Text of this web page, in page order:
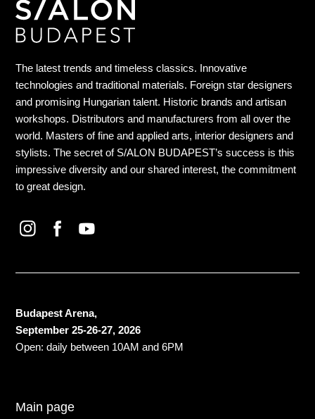
The latest trends and timeless classics. Innovative
technologies and traditional materials. Foreign star designers
and promising Hungarian talent. Historic brands and artisan
workshops. Distributors and manufacturers from all over the
world. Masters of fine and applied arts, interior designers and
stylists. The secret of S/ALON BUDAPEST’s success is this
impressive diversity and our shared interest, the commitment
to great design.
Budapest Arena,
September 25-26-27, 2026
Open: daily between 10AM and 6PM
Main page